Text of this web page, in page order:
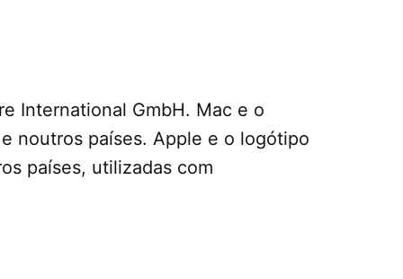
International GmbH. Mac e o
noutros países. Apple e o logótipo
países, utilizadas com